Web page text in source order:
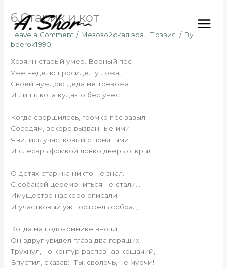
content
6.Старик и кот
Leave a Comment / Мезозойская эра. Поэзия. / By
beerok1990
Хозяин старый умер. Верный пёс
Уже неделю просидел у ложа,
Своей нуждою деда не тревожа
И лишь кота куда-то бес унёс.
Когда свершилось, громко пёс завыл
Соседям, вскоре вызванные ими
Явились участковый с понятыми
И слесарь фомкой ловко дверь открыл.
О детях старика никто не знал.
С собакой церемониться не стали…
Имущество наскоро описали
И участковый уж портфель собрал,
Когда на подоконнике вночи
Он вдруг увидел глаза два горящих,
Трухнул, но контур распознав кошачий,
Впустил, сказав: “Ты, сволочь, не мурчи!